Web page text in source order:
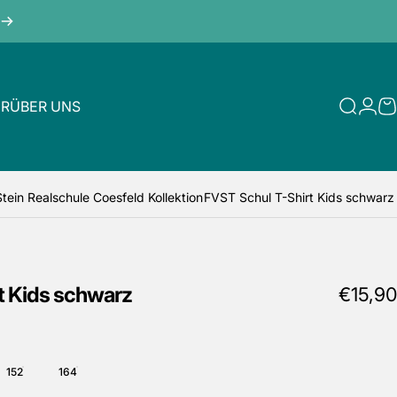
ÜBER UNS Suche
Realschule Coesfeld KollektionFVST Schul T-Shirt Kids schwarz
Kidsschwarz €15,90
152 164